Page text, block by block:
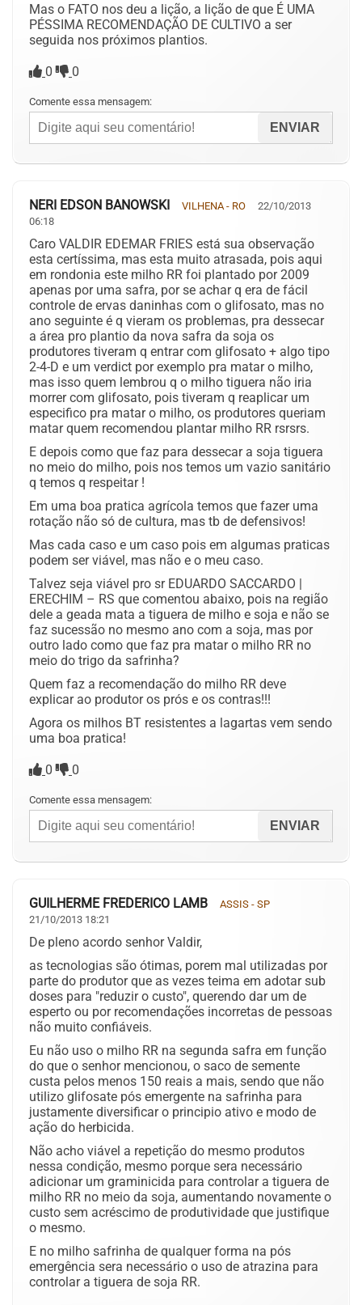
Mas o FATO nos deu a lição, a lição de que É UMA
PÉSSIMA RECOMENDAÇÃO DE CULTIVO a ser
seguida nos próximos plantios.
0 0
Comente essa mensagem:
NERI EDSON BANOWSKI VILHENA - RO
22/10/2013
06:18
Caro VALDIR EDEMAR FRIES está sua observação
esta certíssima, mas esta muito atrasada, pois aqui
em rondonia este milho RR foi plantado por 2009
apenas por uma safra, por se achar q era de fácil
controle de ervas daninhas com o glifosato, mas no
ano seguinte é q vieram os problemas, pra dessecar
a área pro plantio da nova safra da soja os
produtores tiveram q entrar com glifosato + algo tipo
2-4-D e um verdict por exemplo pra matar o milho,
mas isso quem lembrou q o milho tiguera não iria
morrer com glifosato, pois tiveram q reaplicar um
especifico pra matar o milho, os produtores queriam
matar quem recomendou plantar milho RR rsrsrs.
E depois como que faz para dessecar a soja tiguera
no meio do milho, pois nos temos um vazio sanitário
q temos q respeitar !
Em uma boa pratica agrícola temos que fazer uma
rotação não só de cultura, mas tb de defensivos!
Mas cada caso e um caso pois em algumas praticas
podem ser viável, mas não e o meu caso.
Talvez seja viável pro sr EDUARDO SACCARDO |
ERECHIM – RS que comentou abaixo, pois na região
dele a geada mata a tiguera de milho e soja e não se
faz sucessão no mesmo ano com a soja, mas por
outro lado como que faz pra matar o milho RR no
meio do trigo da safrinha?
Quem faz a recomendação do milho RR deve
explicar ao produtor os prós e os contras!!!
Agora os milhos BT resistentes a lagartas vem sendo
uma boa pratica!
0 0
Comente essa mensagem:
GUILHERME FREDERICO LAMB
ASSIS - SP
21/10/2013 18:21
De pleno acordo senhor Valdir,
as tecnologias são ótimas, porem mal utilizadas por
parte do produtor que as vezes teima em adotar sub
doses para "reduzir o custo", querendo dar um de
esperto ou por recomendações incorretas de pessoas
não muito confiáveis.
Eu não uso o milho RR na segunda safra em função
do que o senhor mencionou, o saco de semente
custa pelos menos 150 reais a mais, sendo que não
utilizo glifosate pós emergente na safrinha para
justamente diversificar o principio ativo e modo de
ação do herbicida.
Não acho viável a repetição do mesmo produtos
nessa condição, mesmo porque sera necessário
adicionar um graminicida para controlar a tiguera de
milho RR no meio da soja, aumentando novamente o
custo sem acréscimo de produtividade que justifique
o mesmo.
E no milho safrinha de qualquer forma na pós
emergência sera necessário o uso de atrazina para
controlar a tiguera de soja RR.